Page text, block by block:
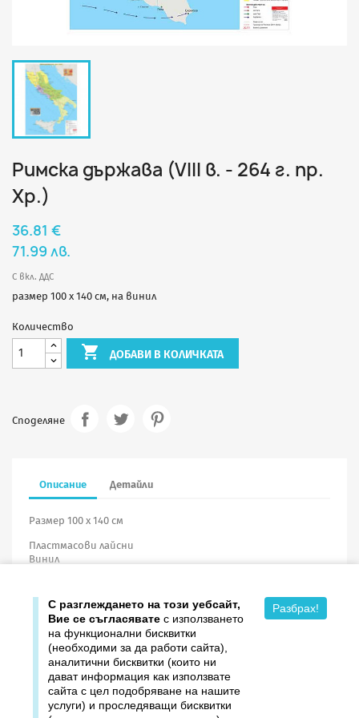
Римска държава (VIII в. - 264 г. пр.
Хр.)
36.81 €
71.99 лв.
С вкл. ДДС
размер 100 х 140 см, на винил
Количество
 ДОБАВИ В КОЛИЧКАТА
Споделяне
Описание Детайли
Размер 100 х 140 см
Пластмасови лайсни
Винил
Продукти
Издателство ДОМИНО
С разглеждането на този уебсайт,
Вие се съгласявате с използването
на функционални бисквитки
(необходими за да работи сайта),
аналитични бисквитки (които ни
дават информация как използвате
сайта с цел подобряване на нашите
услуги) и проследяващи бисквитки
Разбрах!